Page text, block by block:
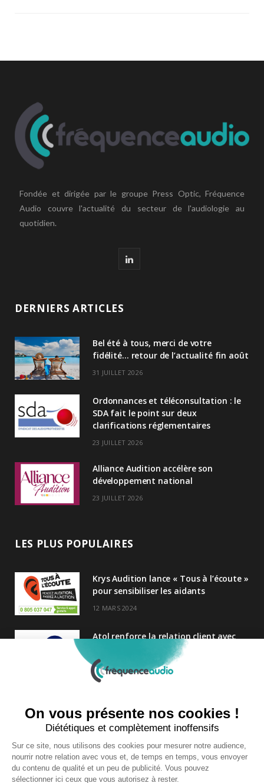
Fondée et dirigée par le groupe Press Optic, Fréquence
Audio couvre l'actualité du secteur de l'audiologie au
quotidien.
L
e
n
DERNIERS ARTICLES
Bel été à tous, merci de votre
fidélité… retour de l’actualité fin août
31 JUILLET 2026
Ordonnances et téléconsultation : le
SDA fait le point sur deux
clarifications réglementaires
23 JUILLET 2026
Alliance Audition accélère son
développement national
23 JUILLET 2026
LES PLUS POPULAIRES
Krys Audition lance « Tous à l’écoute »
pour sensibiliser les aidants
12 MARS 2024
Atol renforce la relation client avec
une nouvelle campagne axée sur la
satisfaction
25 FÉVRIER 2025
Audition Conseil
27 MARS 2024